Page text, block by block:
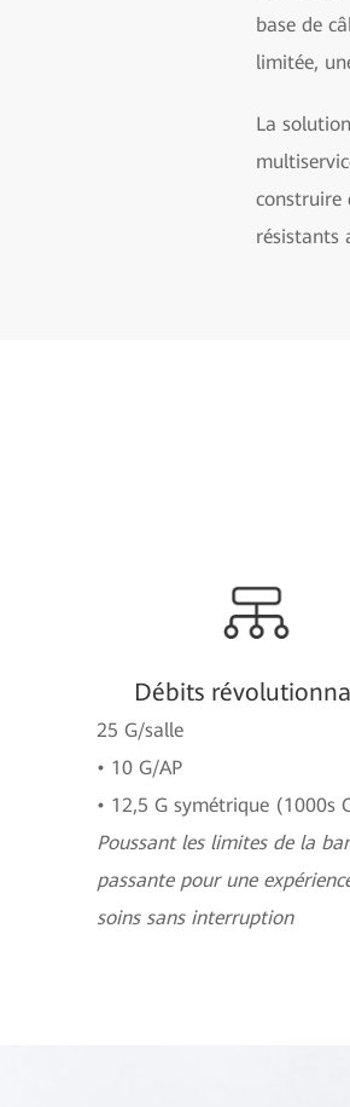
base de
limitée,
La
construire
résistants
Débits
25 G/salle
• 10 G/AP
• 12,5 G symétrique (1000s
Poussant les limites de la
passante pour une
soins sans interruption